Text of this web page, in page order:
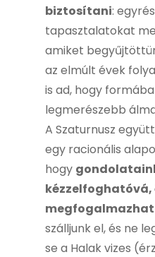
biztosítani:
tapasztalatokat
amiket
az elmúlt évek
is ad, hogy
legmerészebb
A Szaturnusz
egy racionális
hogy
kézzelfoghatóvá,
szálljunk el, és ne
se a Halak vizes